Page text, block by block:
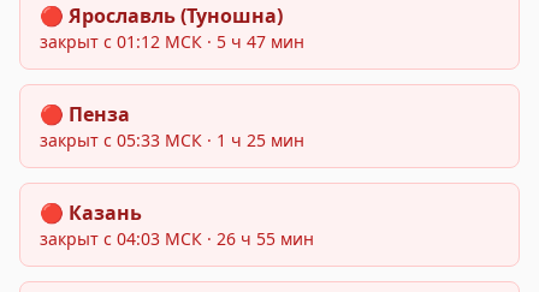
🔴 Закрыт:
Ярославль (Туношна)
закрыт с 01:12 МСК · 5 ч 47 мин
🔴 Закрыт:
Пенза
закрыт с 05:33 МСК · 1 ч 25 мин
🔴 Закрыт:
Казань
закрыт с 04:03 МСК · 26 ч 55 мин